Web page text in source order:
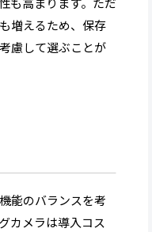
増えるため、保存
慮して選ぶことが
能のバランスを考
カメラは導入コス